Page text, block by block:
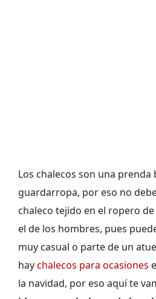
Los chalecos son una prenda
guardarropa, por eso no
chaleco tejido en el ropero
el de los hombres, pues
muy casual o parte de un
haychalecos para ocasiones
la navidad, por eso aquí te